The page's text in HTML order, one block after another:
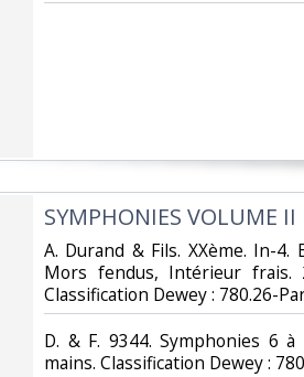
‎SYMPHONIES VOLUME II‎
‎A. Durand & Fils. XXème. In-4.
Mors fendus, Intérieur frais.
Classification Dewey : 780.26-
‎D. & F. 9344. Symphonies 6
mains. Classification Dewey :